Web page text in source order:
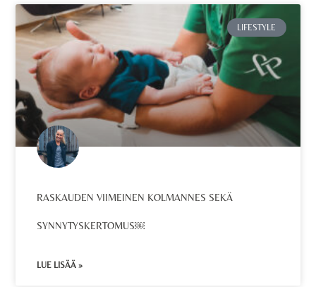
LIFESTYLE
RASKAUDEN VIIMEINEN KOLMANNES SEKÄ
SYNNYTYSKERTOMUS￼
LUE LISÄÄ »